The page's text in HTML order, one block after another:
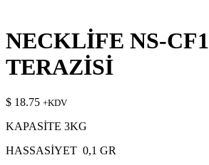
NECKLİFE NS-
TERAZİSİ
$ 18.75 +KDV
KAPASİTE 3KG
HASSASİYET 0,1 GR